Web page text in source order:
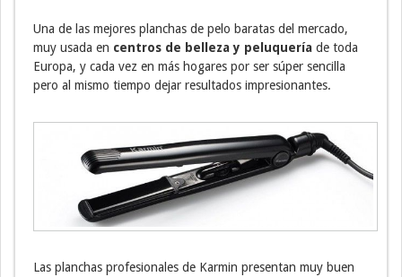
Una de las mejores planchas de pelo baratas del mercado,
muy usada en centros de belleza y peluquería de toda
Europa, y cada vez en más hogares por ser súper sencilla
pero al mismo tiempo dejar resultados impresionantes.
Las planchas profesionales de Karmin presentan muy buen